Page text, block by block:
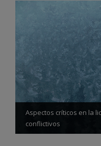
Aspectos críticos en la
conflictivos